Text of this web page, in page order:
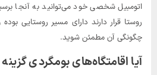
اتومبیل شخصی خود می‌توانید به آنجا
روستا قرار دارند دارای مسیر روستایی
چگونگی آن مطمئن شوید.
آیا اقامتگاه‌های بومگردی